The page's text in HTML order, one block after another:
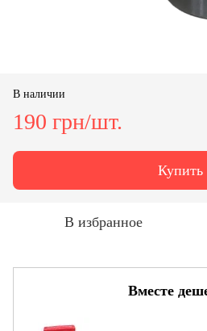
В наличии
190 грн/шт.
Купить
В избранное
Вместе